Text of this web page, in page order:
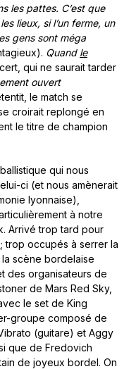
les pattes. C’est que
lieux, si l’un ferme, un
gens sont méga
Quand le
qui ne saurait tarder
ouvert
le match se
croirait replongé en
le titre de champion
qui nous
ci (et nous amènerait
lyonnaise),
à notre
Arrivé trop tard pour
; trop occupés à serrer la
scène bordelaise
des organisateurs de
de Mars Red Sky,
le set de King
groupe composé de
(guitare) et Aggy
que de Fredovich
de joyeux bordel. On